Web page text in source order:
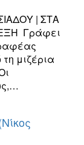
| ΣΤΑ
Γράφει
μιζέρια